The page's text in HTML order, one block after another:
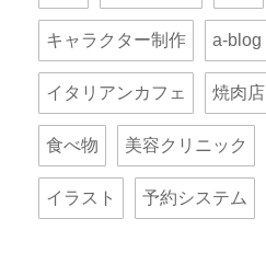
キャラクター制作 a-blog
イタリアンカフェ 焼肉店
食べ物 美容クリニック
イラスト 予約システム